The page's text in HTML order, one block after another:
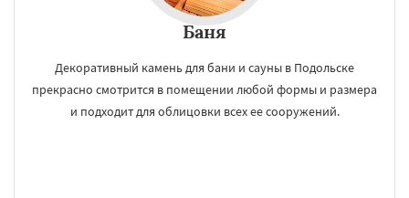
Баня
Декоративный камень для бани и сауны в Подольске
прекрасно смотрится в помещении любой формы и размера
и подходит для облицовки всех ее сооружений.